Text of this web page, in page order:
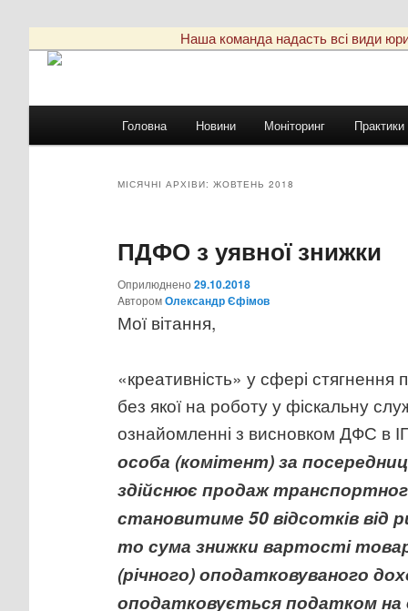
Наша команда надасть всі види
Перейти
вмісту
Перейти
вмісту
Головна Новини Моніторинг Практики
МІСЯЧНІ АРХІВИ:ЖОВТЕНЬ 2018
ПДФО з уявної знижки
Оприлюднено29.10.2018
AвторомОлександр Єфімов
Мої вітання,
«креативність» у сфері стягнення
без якої на роботу у фіскальну
ознайомленні з висновком ДФС в
особа (комітент) за
здійснює продаж
становитиме 50 відсотків від
то сума знижки вартості
(річного) оподатковуваного
оподатковується податком на